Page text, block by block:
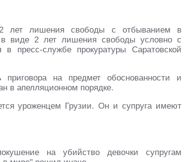
лет лишения свободы с отбыванием в
виде 2 лет лишения свободы условно с
пресс-​службе прокуратуры Саратовской
приговора на предмет обоснованности и
в апелляционном порядке.
уроженцем Грузии. Он и супруга имеют
на убийство девочки супругам